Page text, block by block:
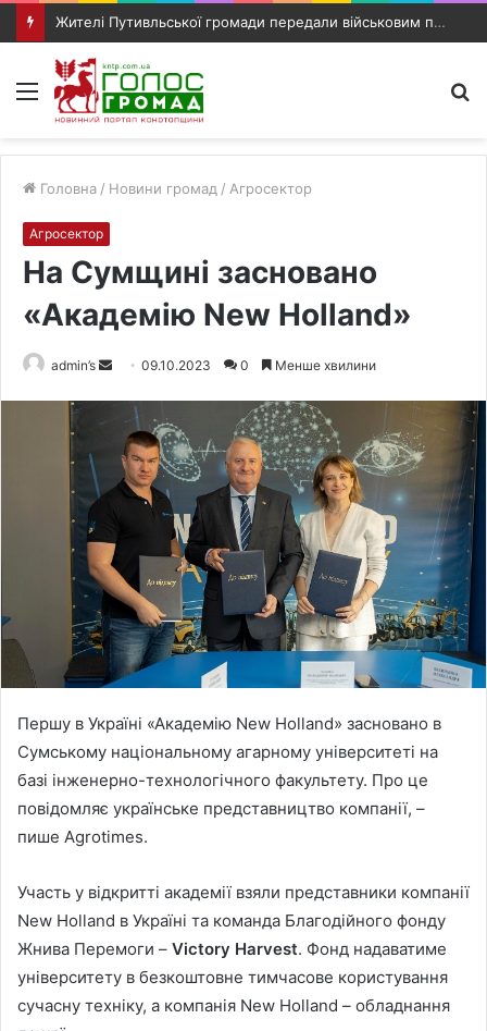
Жителі Путивльської громади передали військовим продукти та маскувальні сітки
Меню
Головна / Новини громад / Агросектор
Агросектор
На Сумщині засновано
«Академію New Holland»
admin’s
m
a
i
l
09.10.2023 0 Менше хвилини
Першу в Україні «Академію New Holland» засновано в
Сумському національному агарному університеті на
базі інженерно-технологічного факультету. Про це
повідомляє українське представництво компанії, –
пише Agrotimes.
Участь у відкритті академії взяли представники компанії
New Holland в Україні та команда Благодійного фонду
Жнива Перемоги – Victory Harvest. Фонд надаватиме
університету в безкоштовне тимчасове користування
сучасну техніку, а компанія New Holland – обладнання